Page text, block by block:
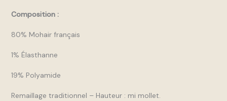
Composition :
80% Mohair français
1% Élasthanne
19% Polyamide
Remaillage traditionnel – Hauteur : mi mollet.